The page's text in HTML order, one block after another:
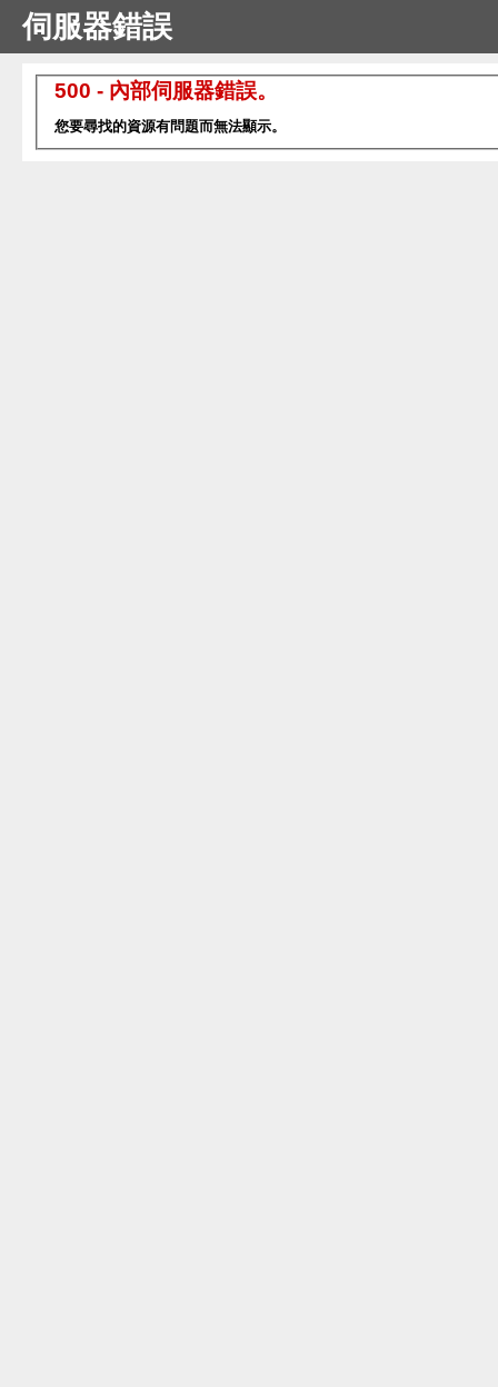
伺服器錯誤
500 - 內部伺服器錯誤。
您要尋找的資源有問題而無法顯示。